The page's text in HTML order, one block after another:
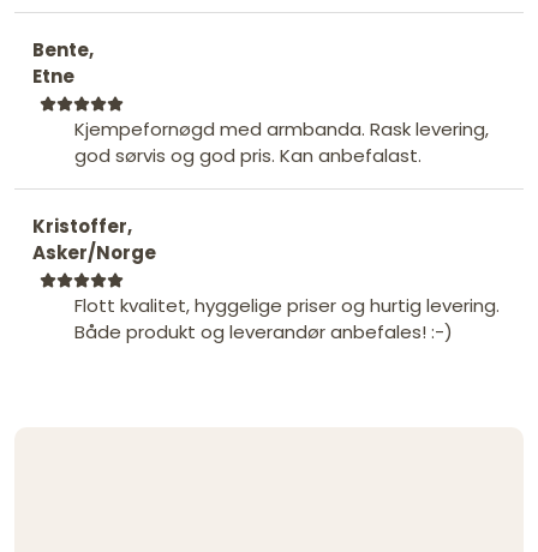
Bente,
Etne
Kjempefornøgd med armbanda. Rask levering,
god sørvis og god pris. Kan anbefalast.
Kristoffer,
Asker/Norge
Flott kvalitet, hyggelige priser og hurtig levering.
Både produkt og leverandør anbefales! :-)